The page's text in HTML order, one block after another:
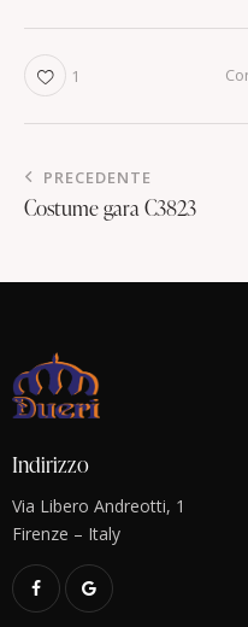
1
PRECEDENTE
Costume gara C3823
Indirizzo
Via Libero Andreotti, 1
Firenze – Italy